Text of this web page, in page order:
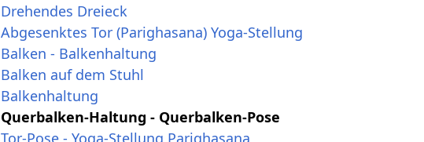
Drehendes Dreieck
Abgesenktes Tor (Parighasana) Yoga-Stellung
Balken - Balkenhaltung
Balken auf dem Stuhl
Balkenhaltung
Querbalken-Haltung - Querbalken-Pose
Tor-Pose - Yoga-Stellung Parighasana